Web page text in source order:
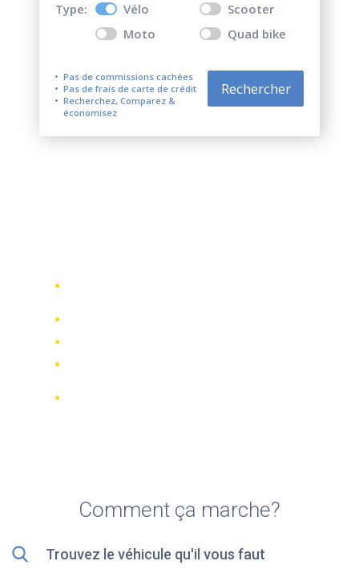
Type: Vélo
Scooter
Moto
Quad bike
Pas de commissions cachées
Pas de frais de carte de crédit
Recherchez, Comparez &
économisez
Rechercher
Comment ça marche?
Trouvez le véhicule qu'il vous faut